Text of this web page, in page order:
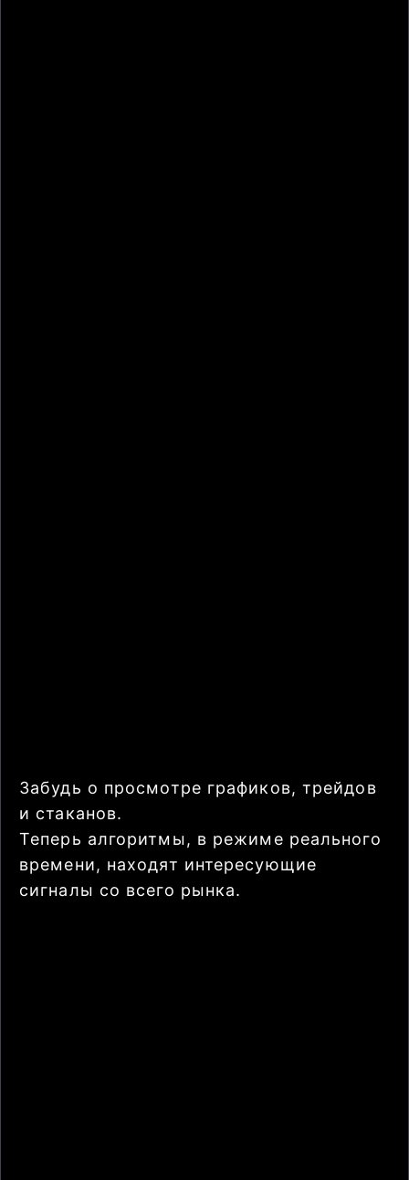
Забудь о просмотре графиков, трейдов
и стаканов.
Теперь алгоритмы, в режиме реального
времени, находят интересующие
сигналы со всего рынка.